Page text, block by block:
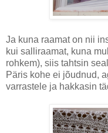
Ja kuna raamat on nii
kui salliraamat, kuna
rohkem), siis tahtsin
Päris kohe ei jõudnud,
varrastele ja hakkasin